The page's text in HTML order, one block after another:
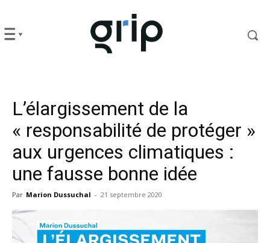
L’élargissement de la
« responsabilité de protéger »
aux urgences climatiques :
une fausse bonne idée
Par Marion Dussuchal - 21 septembre 2020